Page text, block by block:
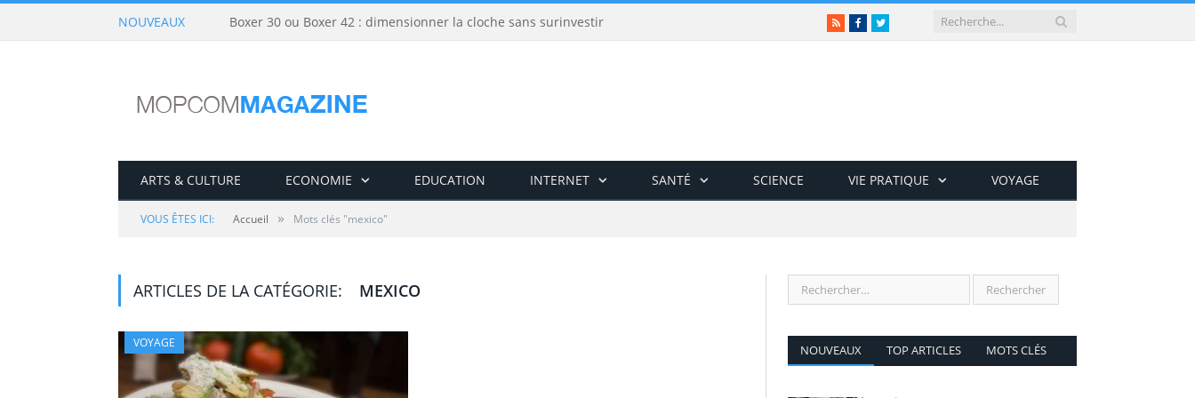
NOUVEAUX Boxer 30 ou Boxer 42 : dimensionner la cloche sans surinvestir RSSFacebookTwitter
ARTS & CULTURE ECONOMIE EDUCATION INTERNET SANTÉ SCIENCE VIE PRATIQUE VOYAGE
VOUS ÊTES ICI: Accueil » Mots clés "mexico"
ARTICLES DE LA CATÉGORIE: MEXICO
VOYAGE NOUVEAUX TOP ARTICLES MOTS CLÉS